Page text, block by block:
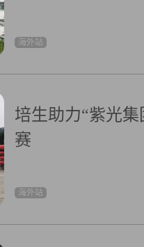
海外站
培生助力“紫光
赛
海外站